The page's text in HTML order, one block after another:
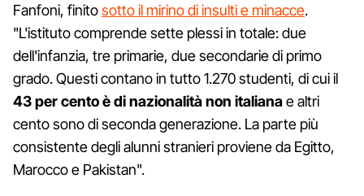
Fanfoni, finitosotto il mirino di insulti e minacce.
"L'istituto comprende sette plessi in totale: due
dell'infanzia, tre primarie, due secondarie di primo
grado. Questi contano in tutto 1.270 studenti, di cui il
43 per cento è di nazionalità non italianae altri
cento sono di seconda generazione. La parte più
consistente degli alunni stranieri proviene da Egitto,
Marocco e Pakistan".